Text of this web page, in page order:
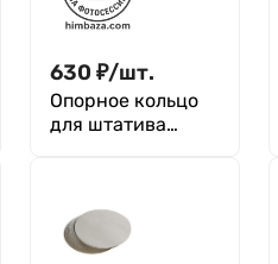
630 ₽/шт.
Опорное кольцо
для штатива